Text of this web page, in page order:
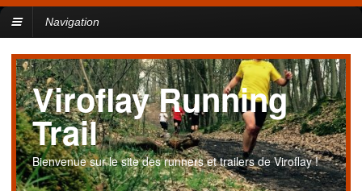
Navigation
Viroflay Running
Trail
Bienvenue sur le site des runners et trailers de Viroflay !